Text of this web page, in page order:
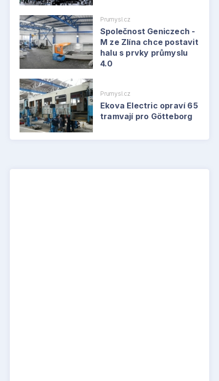
Prumysl.cz
Společnost Geniczech -
M ze Zlína chce postavit
halu s prvky průmyslu
4.0
Prumysl.cz
Ekova Electric opraví 65
tramvají pro Götteborg